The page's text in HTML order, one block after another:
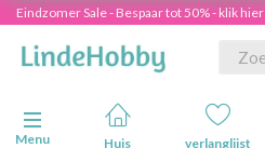
Eindzomer Sale - Bespaar tot 50% - klik hier
Navigatie in-/uitschakelen
Menu
Huis verlanglijst